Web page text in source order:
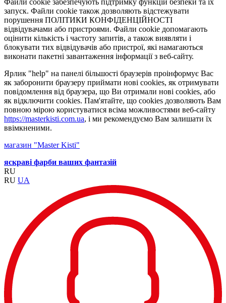
Файли cookie забезпечують підтримку функцій безпеки та їх
запуск. Файли cookie також дозволяють відстежувати
порушення ПОЛІТИКИ КОНФІДЕНЦІЙНОСТІ
відвідувачами або пристроями. Файли cookie допомагають
оцінити кількість і частоту запитів, а також виявляти і
блокувати тих відвідувачів або пристрої, які намагаються
виконати пакетні завантаження інформації з веб-сайту.
Ярлик "help" на панелі більшості браузерів проінформує Вас
як заборонити браузеру приймати нові cookies, як отримувати
повідомлення від браузера, що Ви отримали нові cookies, або
як відключити cookies. Пам'ятайте, що cookies дозволяють Вам
повною мірою користуватися всіма можливостями веб-сайту
https://masterkisti.com.ua, і ми рекомендуємо Вам залишати їх
ввімкненими.
магазин "Master Kisti"
яскраві фарби ваших фантазій
RU
RU UA